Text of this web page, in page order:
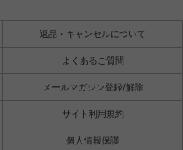
返品・キャンセルについて
よくあるご質問
メールマガジン登録/解除
サイト利用規約
個人情報保護